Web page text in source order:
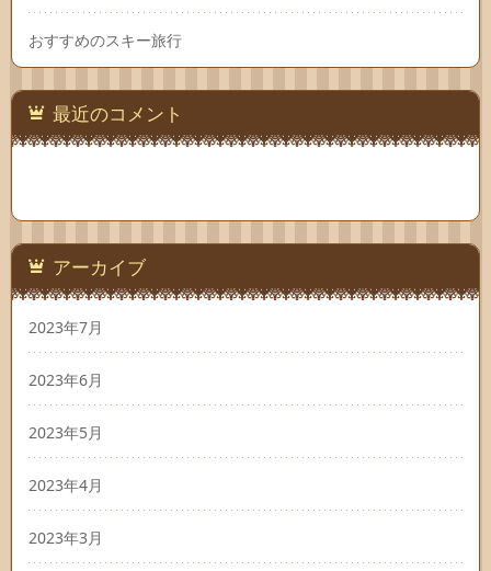
おすすめのスキー旅行
最近のコメント
アーカイブ
2023年7月
2023年6月
2023年5月
2023年4月
2023年3月